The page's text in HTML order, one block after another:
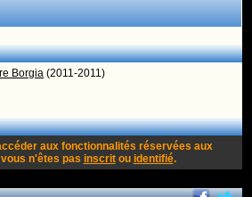
Borgia (2011-2011)
aux fonctionnalités réservées aux
n'êtes pas inscritou identifié.